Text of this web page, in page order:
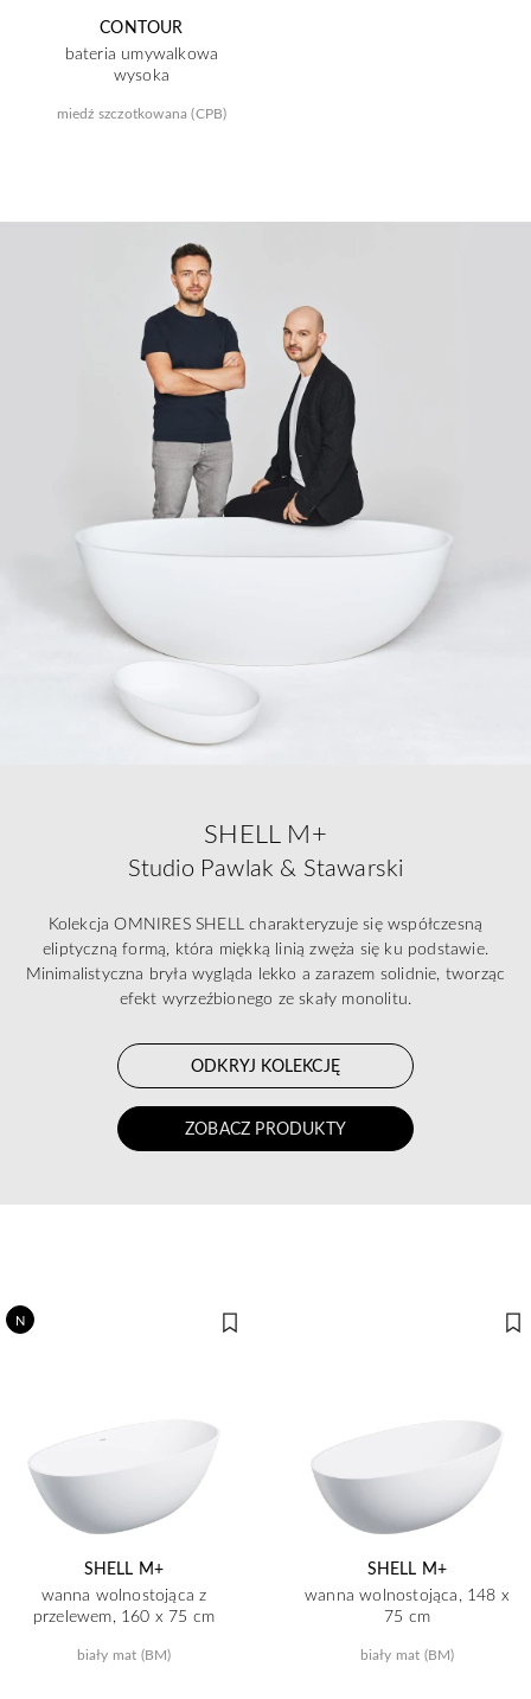
CONTOUR
bateria umywalkowa
wysoka
miedź szczotkowana (CPB)
SHELL M+
Studio Pawlak & Stawarski
Kolekcja OMNIRES SHELL charakteryzuje się współczesną
eliptyczną formą, która miękką linią zwęża się ku podstawie.
Minimalistyczna bryła wygląda lekko a zarazem solidnie, tworząc
efekt wyrzeźbionego ze skały monolitu.
ODKRYJ KOLEKCJĘ
ZOBACZ PRODUKTY
N
SHELL M+
wanna wolnostojąca z
przelewem, 160 x 75 cm
biały mat (BM)
SHELL M+
wanna wolnostojąca, 148 x
75 cm
biały mat (BM)